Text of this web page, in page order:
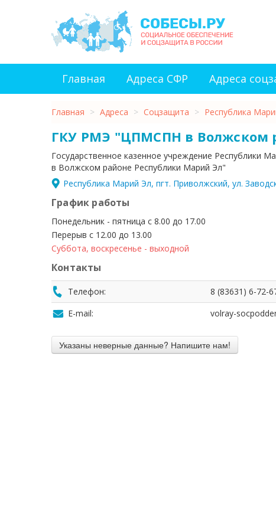
Главная Адреса СФР Адреса
Главная > Адреса > Соцзащита > Республика
ГКУ РМЭ "ЦПМСПН в Волжском
Государственное казенное учреждение Республики
в Волжском районе Республики Марий Эл"
Республика Марий Эл, пгт. Приволжский, ул.
График работы
Понедельник - пятница с 8.00 до 17.00
Перерыв с 12.00 до 13.00
Суббота, воскресенье - выходной
Контакты
Телефон:
8 (83631) 6-72-
E-mail:
volray-